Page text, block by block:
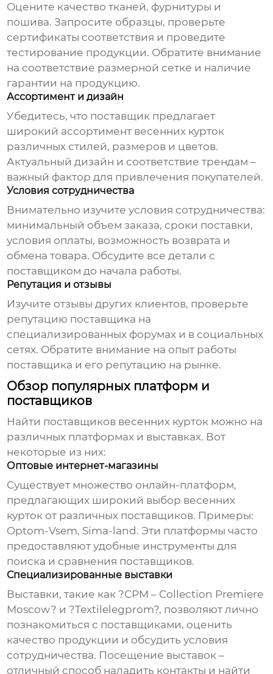
Оцените качество тканей, фурнитуры и
пошива. Запросите образцы, проверьте
сертификаты соответствия и проведите
тестирование продукции. Обратите внимание
на соответствие размерной сетке и наличие
гарантии на продукцию.
Ассортимент и дизайн
Убедитесь, что поставщик предлагает
широкий ассортимент весенних курток
различных стилей, размеров и цветов.
Актуальный дизайн и соответствие трендам –
важный фактор для привлечения покупателей.
Условия сотрудничества
Внимательно изучите условия сотрудничества:
минимальный объем заказа, сроки поставки,
условия оплаты, возможность возврата и
обмена товара. Обсудите все детали с
поставщиком до начала работы.
Репутация и отзывы
Изучите отзывы других клиентов, проверьте
репутацию поставщика на
специализированных форумах и в социальных
сетях. Обратите внимание на опыт работы
поставщика и его репутацию на рынке.
Обзор популярных платформ и
поставщиков
Найти поставщиков весенних курток можно на
различных платформах и выставках. Вот
некоторые из них:
Оптовые интернет-магазины
Существует множество онлайн-платформ,
предлагающих широкий выбор весенних
курток от различных поставщиков. Примеры:
Optom-Vsem, Sima-land. Эти платформы часто
предоставляют удобные инструменты для
поиска и сравнения поставщиков.
Специализированные выставки
Выставки, такие как ?CPM – Collection Premiere
Moscow? и ?Textilelegprom?, позволяют лично
познакомиться с поставщиками, оценить
качество продукции и обсудить условия
сотрудничества. Посещение выставок –
отличный способ наладить контакты и найти